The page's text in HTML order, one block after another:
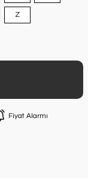
Z
Fiyat Alarmı